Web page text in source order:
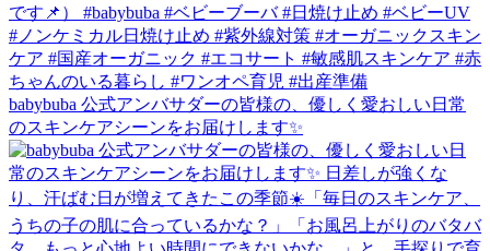
babybuba 公式アンバサダーの皆様の、優しく愛おしい日常
のスキンケアシーンをお届けします✨